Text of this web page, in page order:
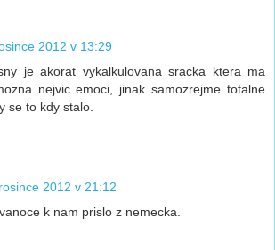
2012 v 13:29
je akorat vykalkulovana sracka ktera ma
nejvic emoci, jinak samozrejme totalne
se to kdy stalo.
2012 v 21:12
k nam prislo z nemecka.